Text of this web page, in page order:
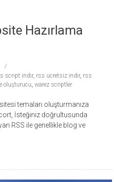
Hazırlama
script indir, rss ücretsiz indir, rss
oluşturucu,warez scriptler
temaları oluşturmanıza
İsteğiniz doğrultusunda
RSS ile genellikle blog ve